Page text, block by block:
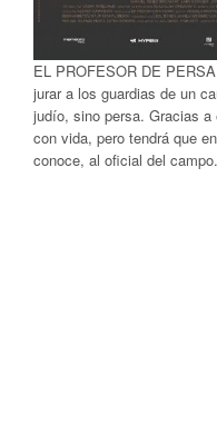
EL PROFESOR DE
jurar a los guardias de un
judío, sino persa. Gracias
con vida, pero tendrá que
conoce, al oficial del campo.